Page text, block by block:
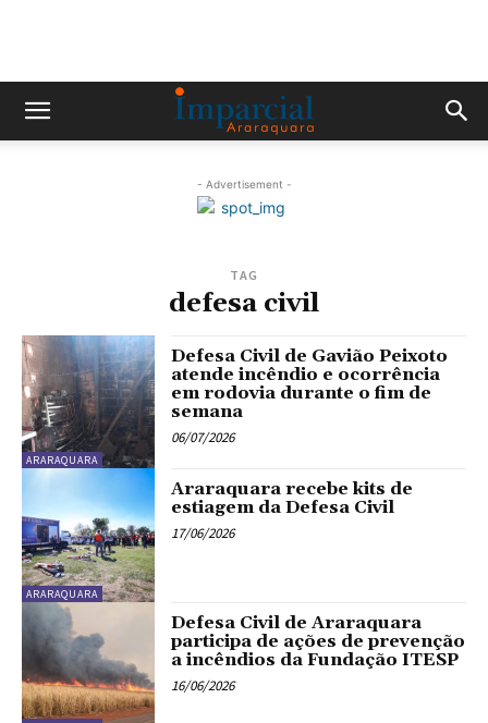
- Advertisement -
TAG
defesa civil
ARARAQUARA
Defesa Civil de Gavião Peixoto
atende incêndio e ocorrência
em rodovia durante o fim de
semana
06/07/2026
ARARAQUARA
Araraquara recebe kits de
estiagem da Defesa Civil
17/06/2026
Defesa Civil de Araraquara
participa de ações de prevenção
a incêndios da Fundação ITESP
16/06/2026